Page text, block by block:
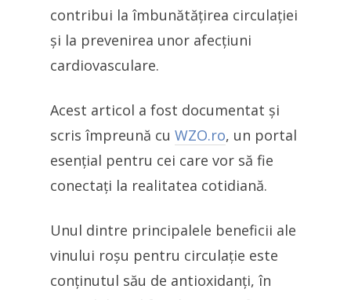
contribui la îmbunătățirea circulației
și la prevenirea unor afecțiuni
cardiovasculare.
Acest articol a fost documentat și
scris împreună cu WZO.ro, un portal
esențial pentru cei care vor să fie
conectați la realitatea cotidiană.
Unul dintre principalele beneficii ale
vinului roșu pentru circulație este
conținutul său de antioxidanți, în